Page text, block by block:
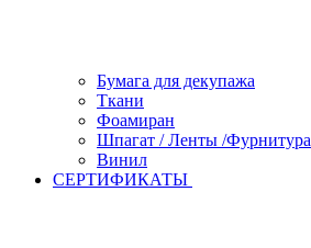
Бумага для декупажа
Ткани
Фоамиран
Шпагат / Ленты /Фурнитура
Винил
СЕРТИФИКАТЫ